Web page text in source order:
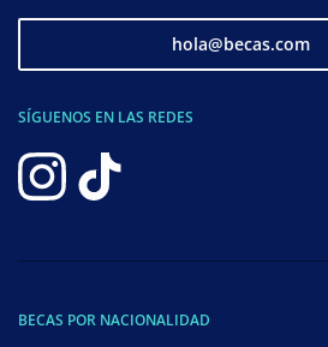
hola@becas.com
SÍGUENOS EN LAS REDES
BECAS POR NACIONALIDAD